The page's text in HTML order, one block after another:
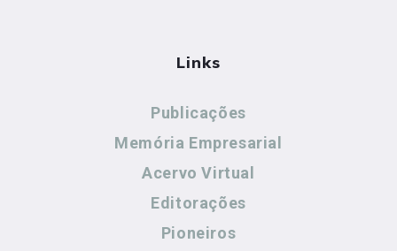
Links
Publicações
Memória Empresarial
Acervo Virtual
Editorações
Pioneiros